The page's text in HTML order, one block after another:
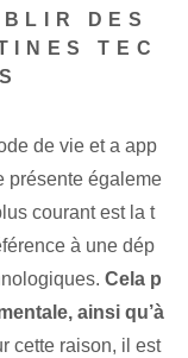
DES
TEC
de vie et a app
présente égaleme
courant est la t
à une dép
Cela p
ainsi qu’à
cette raison, il est